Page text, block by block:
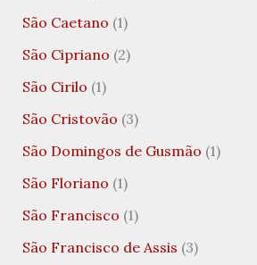
São Caetano (1)
São Cipriano (2)
São Cirilo (1)
São Cristovão (3)
São Domingos de Gusmão (1)
São Floriano (1)
São Francisco (1)
São Francisco de Assis (3)